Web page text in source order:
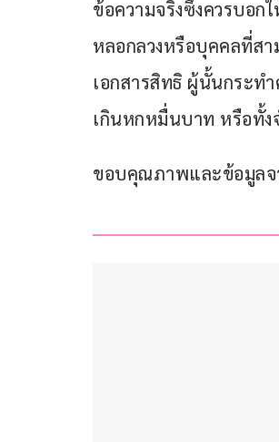
ข้อความจริงซึ่งควรบอก
หลอกลวงหรือบุคคลที่ส
เอกสารสิทธิ ผู้นั้นกระท
เกินหกหมื่นบาท หรือทั้ง
ขอบคุณภาพและข้อมูลจ